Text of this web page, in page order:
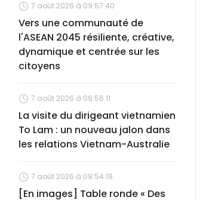
7 août 2026 à 09:57:40
Vers une communauté de
l'ASEAN 2045 résiliente, créative,
dynamique et centrée sur les
citoyens
7 août 2026 à 09:56:11
La visite du dirigeant vietnamien
To Lam : un nouveau jalon dans
les relations Vietnam-Australie
7 août 2026 à 09:54:19
[En images] Table ronde « Des